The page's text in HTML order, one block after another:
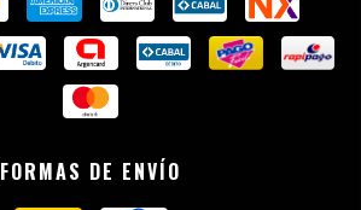
FORMAS DE ENVÍO